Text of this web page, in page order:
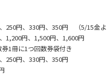
330円、350円 （5/15金より
円、1,500円、1,600円
数券袋付き
、330円、350円